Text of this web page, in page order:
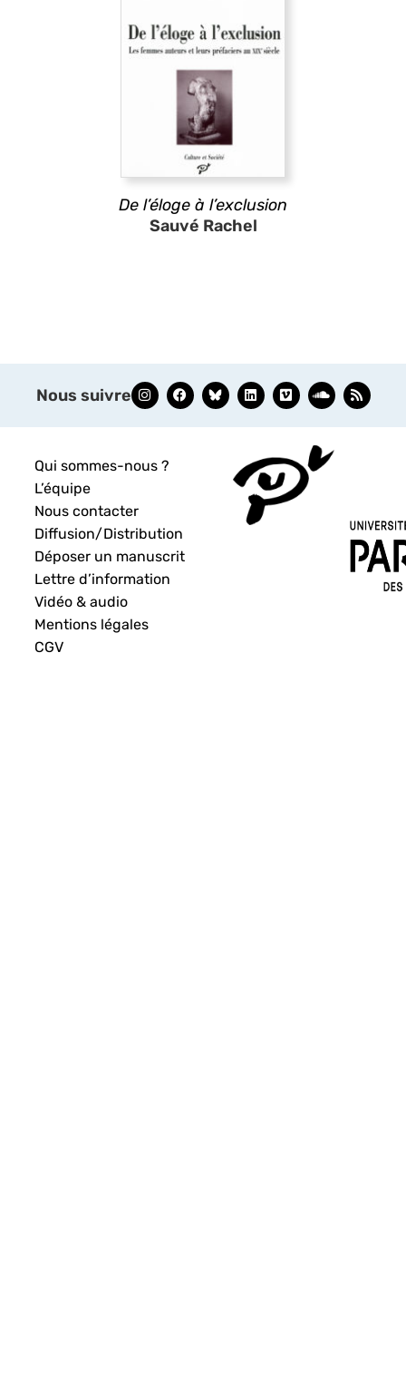
De l’éloge à l’exclusion
Sauvé Rachel
Nous suivre
Qui sommes-nous ?
L’équipe
Nous contacter
Diffusion/Distribution
Déposer un manuscrit
Lettre d’information
Vidéo & audio
Mentions légales
CGV